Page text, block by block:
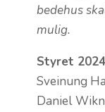
bedehus
mulig.
Styret
Sveinung
Daniel